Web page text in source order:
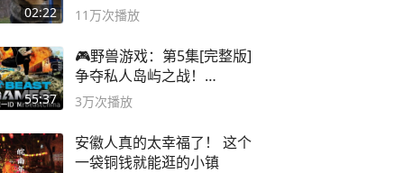
02:22 11万次播放
55:37
🎮野兽游戏：第5集[完整版]
争夺私人岛屿之战！
#MrBeastChina
3万次播放
安徽人真的太幸福了！ 这个
一袋铜钱就能逛的小镇